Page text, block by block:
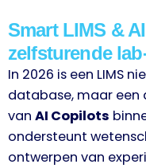
Smart LIMS &
zelfsturende
In 2026 is een LIMS
database, maar een
van AI Copilots
ondersteunt
ontwerpen van